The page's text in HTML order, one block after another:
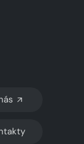
TMAVÝ REŽIM